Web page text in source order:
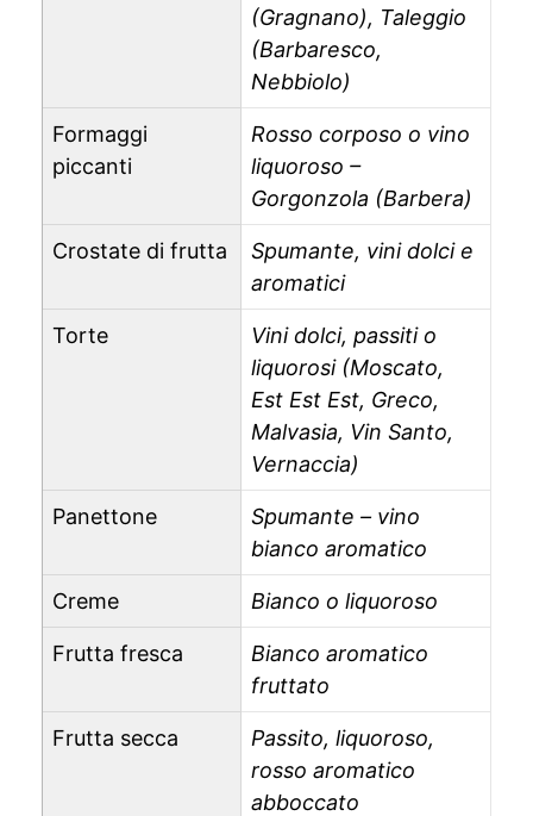
(Gragnano), Taleggio
(Barbaresco,
Nebbiolo)
Formaggi
piccanti
Rosso corposo o vino
liquoroso –
Gorgonzola (Barbera)
Crostate di frutta
Spumante, vini dolci e
aromatici
Torte
Vini dolci, passiti o
liquorosi (Moscato,
Est Est Est, Greco,
Malvasia, Vin Santo,
Vernaccia)
Panettone
Spumante – vino
bianco aromatico
Creme Bianco o liquoroso
Frutta fresca
Bianco aromatico
fruttato
Frutta secca
Passito, liquoroso,
rosso aromatico
abboccato